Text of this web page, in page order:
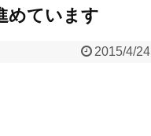
めています
2015/4/24